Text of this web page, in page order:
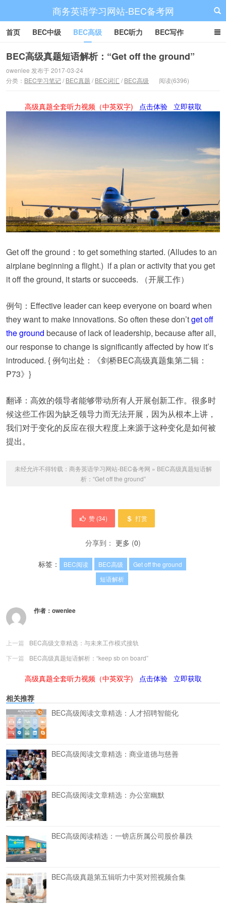
商务英语学习网站-BEC备考网
首页 BEC中级 BEC高级 BEC听力 BEC写作
BEC阅读 BEC词汇 BEC视频 BEC真题 BEC备考
BEC高级真题短语解析：“Get off the ground”
owenlee 发布于 2017-03-24
分类： BEC学习笔记/ BEC真题 / BEC词汇 / BEC高级 阅读(6396)
高级真题全套听力视频（中英双字) 点击体验 立即获取
Get off the ground：to get something started. (Alludes to an
airplane beginning a flight.) if a plan or activity that you get
it off the ground, it starts or succeeds. （开展工作）
例句：Effective leader can keep everyone on board when
they want to make innovations. So often these don’tget off
the ground because of lack of leadership, because after all,
our response to change is significantly affected by how it’s
introduced. { 例句出处：《剑桥BEC高级真题集第二辑：
P73》}
翻译：高效的领导者能够带动所有人开展创新工作。很多时
候这些工作因为缺乏领导力而无法开展，因为从根本上讲，
我们对于变化的反应在很大程度上来源于这种变化是如何被
提出。
未经允许不得转载： 商务英语学习网站-BEC备考网 » BEC高级真题短语解
析：“Get off the ground”
赞 (34) 打赏
分享到： 更多 (0)
标签： BEC阅读 BEC高级
Get off the ground
短语解析
作者： owenlee
上一篇
BEC高级文章精选：与未来工作模式接轨
下一篇
BEC高级真题短语解析：“keep sb on board”
高级真题全套听力视频（中英双字) 点击体验
立即获取
相关推荐
BEC高级阅读文章精选：人才招聘智能化
BEC高级阅读文章精选：商业道德与慈善
BEC高级阅读文章精选：办公室幽默
BEC高级阅读精选：一镑店所属公司股价暴跌
BEC高级真题第五辑听力中英对照视频合集